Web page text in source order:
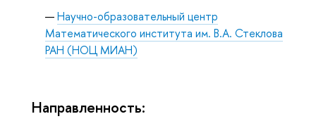
Научно-образовательный центр
Математического института им. В.А. Стеклова
РАН (НОЦ МИАН)
Направленность: